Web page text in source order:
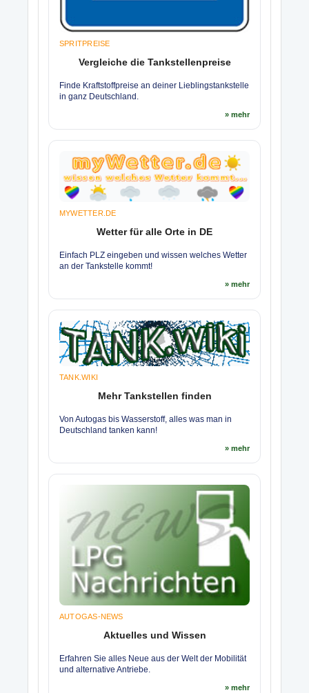
SPRITPREISE
Vergleiche die Tankstellenpreise
Finde Kraftstoffpreise an deiner Lieblingstankstelle
in ganz Deutschland.
» mehr
MYWETTER.DE
Wetter für alle Orte in DE
Einfach PLZ eingeben und wissen welches Wetter
an der Tankstelle kommt!
» mehr
TANK.WIKI
Mehr Tankstellen finden
Von Autogas bis Wasserstoff, alles was man in
Deutschland tanken kann!
» mehr
AUTOGAS-NEWS
Aktuelles und Wissen
Erfahren Sie alles Neue aus der Welt der Mobilität
und alternative Antriebe.
» mehr